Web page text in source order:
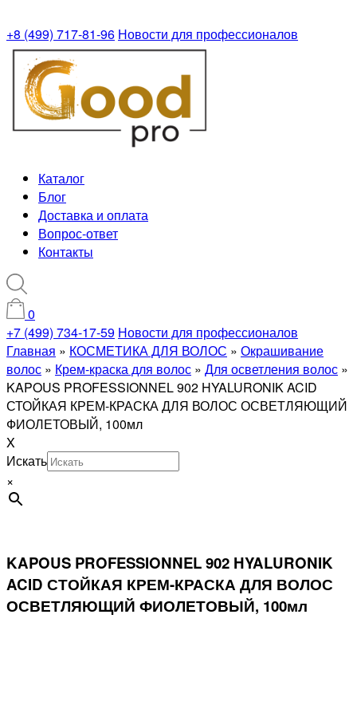
+8 (499) 717-81-96 Новости для профессионалов
Каталог
Блог
Доставка и оплата
Вопрос-ответ
Контакты
0
+7 (499) 734-17-59 Новости для профессионалов
Главная » КОСМЕТИКА ДЛЯ ВОЛОС » Окрашивание
волос » Крем-краска для волос » Для осветления волос »
KAPOUS PROFESSIONNEL 902 HYALURONIK ACID
СТОЙКАЯ КРЕМ-КРАСКА ДЛЯ ВОЛОС ОСВЕТЛЯЮЩИЙ
ФИОЛЕТОВЫЙ, 100мл
X
Искать
×
KAPOUS PROFESSIONNEL 902 HYALURONIK
ACID СТОЙКАЯ КРЕМ-КРАСКА ДЛЯ ВОЛОС
ОСВЕТЛЯЮЩИЙ ФИОЛЕТОВЫЙ, 100мл